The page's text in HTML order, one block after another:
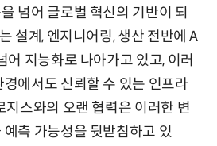
넘어 글로벌 혁신의 기반이 되
설계, 엔지니어링, 생산 전반에 A
어 지능화로 나아가고 있고, 이러
에서도 신뢰할 수 있는 인프라
지스와의 오랜 협력은 이러한 변
측 가능성을 뒷받침하고 있